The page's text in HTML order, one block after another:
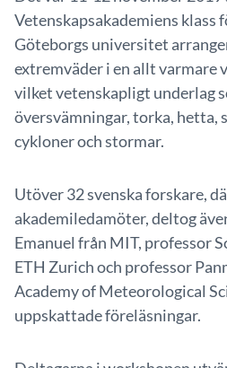
Vetenskapsakademiens klass
Göteborgs universitet
extremväder i en allt varmare
vilket vetenskapligt underlag
översvämningar, torka, hetta,
cykloner och stormar.
Utöver 32 svenska forskare,
akademiledamöter, deltog
Emanuel från MIT, professor
ETH Zurich och professor
Academy of Meteorological
uppskattade föreläsningar.